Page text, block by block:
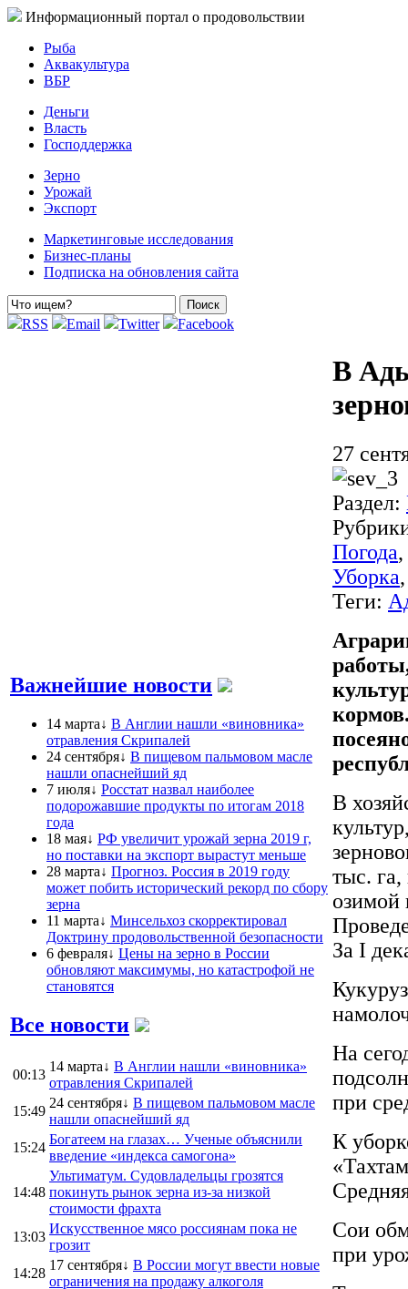
Информационный портал о продовольствии
Рыба
Аквакультура
ВБР
Деньги
Власть
Господдержка
Зерно
Урожай
Экспорт
Маркетинговые исследования
Бизнес-планы
Подписка на обновления сайта
RSS Email Twitter Facebook
Важнейшие новости
14 марта↓ В Англии нашли «виновника»
отравления Скрипалей
24 сентября↓ В пищевом пальмовом масле
нашли опаснейший яд
7 июля↓ Росстат назвал наиболее
подорожавшие продукты по итогам 2018
года
18 мая↓ РФ увеличит урожай зерна 2019 г,
но поставки на экспорт вырастут меньше
28 марта↓ Прогноз. Россия в 2019 году
может побить исторический рекорд по сбору
зерна
11 марта↓ Минсельхоз скорректировал
Доктрину продовольственной безопасности
6 февраля↓ Цены на зерно в России
обновляют максимумы, но катастрофой не
становятся
Все новости
00:13
14 марта↓ В Англии нашли «виновника»
отравления Скрипалей
15:49
24 сентября↓ В пищевом пальмовом масле
нашли опаснейший яд
15:24
Богатеем на глазах… Ученые объяснили
введение «индекса самогона»
14:48
Ультиматум. Судовладельцы грозятся
покинуть рынок зерна из-за низкой
стоимости фрахта
13:03
Искусственное мясо россиянам пока не
грозит
14:28
17 сентября↓ В России могут ввести новые
ограничения на продажу алкоголя
В
27
Раздел:
Погода,
Уборка
Теги:
В
тыс. га,
озимой
За I
На
при
К
Сои
при